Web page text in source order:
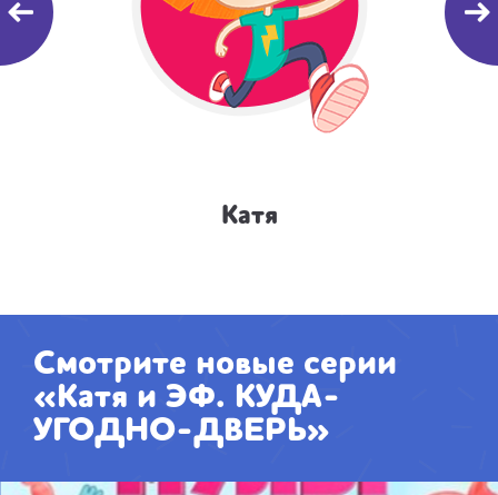
Катя
Смотрите новые серии
«Катя и ЭФ. КУДА-
УГОДНО-ДВЕРЬ»